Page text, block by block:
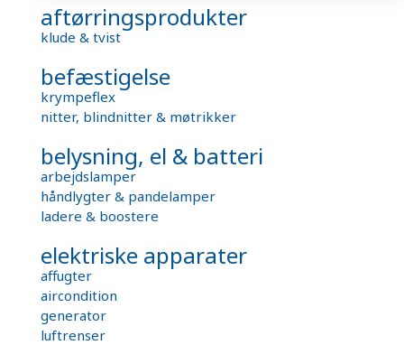
aftørringsprodukter
klude & tvist
befæstigelse
krympeflex
nitter, blindnitter & møtrikker
belysning, el & batteri
arbejdslamper
håndlygter & pandelamper
ladere & boostere
elektriske apparater
affugter
aircondition
generator
luftrenser